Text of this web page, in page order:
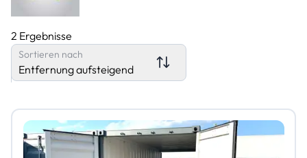
2 Ergebnisse
Sortieren nach
Entfernung aufsteigend